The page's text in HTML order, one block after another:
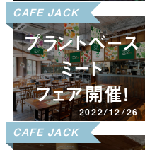
CAFE JACK
2022/12/26
プラントベース
ミート
フェア開催！
CAFE JACK